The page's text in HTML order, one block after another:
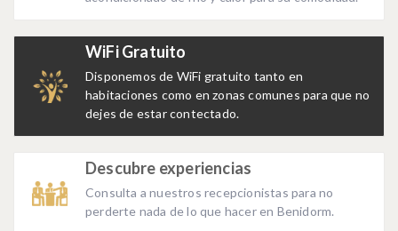
WiFi Gratuito
Disponemos de WiFi gratuito tanto en
habitaciones como en zonas comunes para que no
dejes de estar contectado.
Descubre experiencias
Consulta a nuestros recepcionistas para no
perderte nada de lo que hacer en Benidorm.